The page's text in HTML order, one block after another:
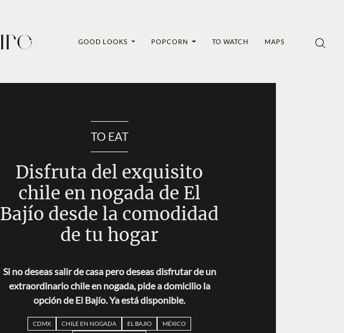
GOOD LOOKS POPCORN TO WATCH MAPS
TO EAT
Disfruta del exquisito
chile en nogada de El
Bajío desde la comodidad
de tu hogar
Si no deseas salir de casa pero deseas disfrutar de un
extraordinario chile en nogada, pide a domicilio la
opción de El Bajío. Ya está disponible.
CDMX CHILE EN NOGADA EL BAJIO
MÉXICO